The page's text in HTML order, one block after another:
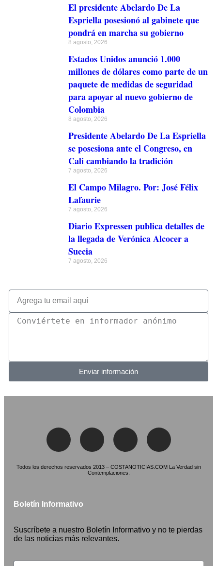
El presidente Abelardo De La
Espriella posesionó al gabinete que
pondrá en marcha su gobierno
8 agosto, 2026
Estados Unidos anunció 1.000
millones de dólares como parte de un
paquete de medidas de seguridad
para apoyar al nuevo gobierno de
Colombia
8 agosto, 2026
Presidente Abelardo De La Espriella
se posesiona ante el Congreso, en
Cali cambiando la tradición
7 agosto, 2026
El Campo Milagro. Por: José Félix
Lafaurie
7 agosto, 2026
Diario Expressen publica detalles de
la llegada de Verónica Alcocer a
Suecia
7 agosto, 2026
Enviar información
Todos los derechos reservados 2013 – COSTANOTICIAS.COM La Verdad sin
Contemplaciones.
Boletín Informativo
Suscríbete a nuestro Boletín Informativo y no te pierdas
de las noticias más relevantes.